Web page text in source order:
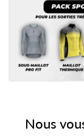
Nous